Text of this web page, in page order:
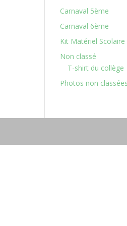
Carnaval 5ème
Carnaval 6ème
Kit Matériel Scolaire
Non classé
T-shirt du collège
Photos non classées